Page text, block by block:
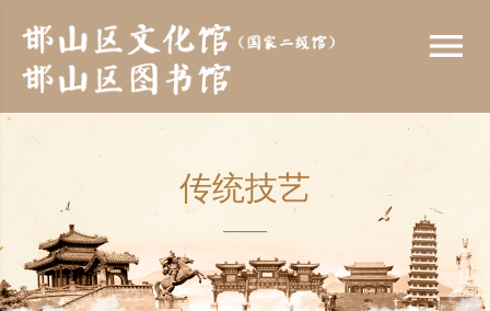
menu
传统技艺